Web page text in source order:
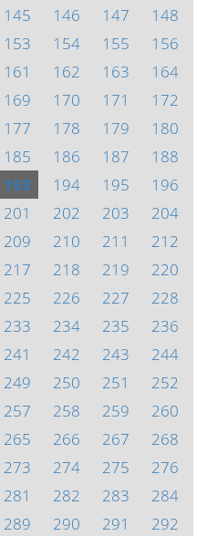
145 146 147
148
153 154 155
156
161 162 163
164
169 170 171
172
177 178 179
180
185 186 187
188
193 194 195
196
201 202 203
204
209 210 211
212
217 218 219
220
225 226 227
228
233 234 235
236
241 242 243
244
249 250 251
252
257 258 259
260
265 266 267
268
273 274 275
276
281 282 283
284
289 290 291
292